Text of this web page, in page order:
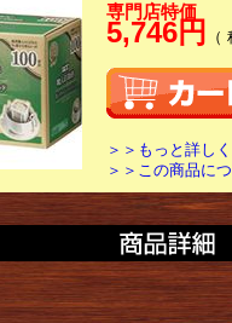
専門店特価
5,746円
＞＞もっと詳し
＞＞この商品に